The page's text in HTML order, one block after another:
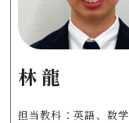
林 龍
担当教科：英語、数学